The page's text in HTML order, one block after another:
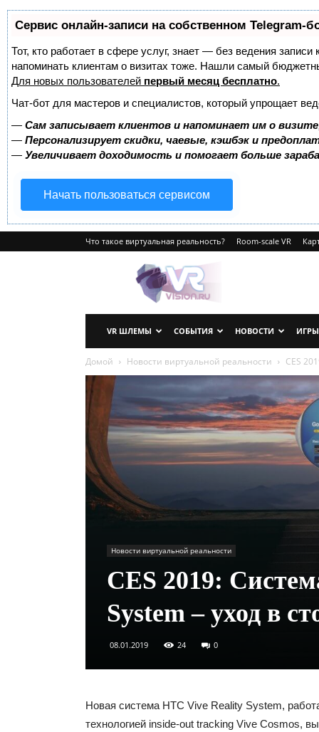
Сервис онлайн-записи на собственном Telegram-
Тот, кто работает в сфере услуг, знает — без ведения
напоминать клиентам о визитах тоже. Нашли самый
Для новых пользователей первый месяц бесплатно.
Чат-бот для мастеров и специалистов, который упрощает
— Сам записывает клиентов и напоминает им о
— Персонализирует скидки, чаевые, кэшбэк и
— Увеличивает доходимость и помогает больше
Начать пользоваться сервисом
Что такое виртуальная реальность? Room-scale VR
VRvision.ru
VR ШЛЕМЫ СОБЫТИЯ НОВОСТИ ИГРЫ
Домой Новости виртуальной реальности CES
Новости виртуальной реальности
CES 2019:
System – уход в
08.01.2019 24 0
Новая система HTC Vive Reality System,
технологией inside-out tracking Vive Cosmos,